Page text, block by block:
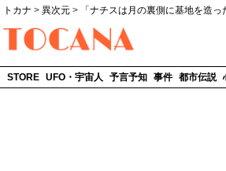
トカナ > 異次元 >
「ナチスは月の裏側に基地を造
STORE UFO・宇宙人 予言予知 事件 都市伝説